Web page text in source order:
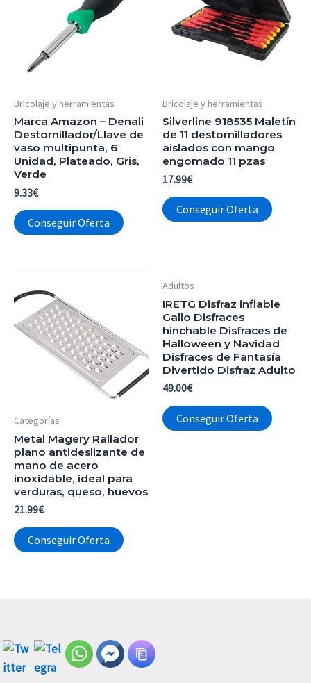
Bricolaje y herramientas
Marca Amazon – Denali
Destornillador/Llave de
vaso multipunta, 6
Unidad, Plateado, Gris,
Verde
9.33€
Conseguir Oferta
Bricolaje y herramientas
Silverline 918535 Maletín
de 11 destornilladores
aislados con mango
engomado 11 pzas
17.99€
Conseguir Oferta
Categorías
Metal Magery Rallador
plano antideslizante de
mano de acero
inoxidable, ideal para
verduras, queso, huevos
21.99€
Conseguir Oferta
Adultos
IRETG Disfraz inflable
Gallo Disfraces
hinchable Disfraces de
Halloween y Navidad
Disfraces de Fantasía
Divertido Disfraz Adulto
49.00€
Conseguir Oferta